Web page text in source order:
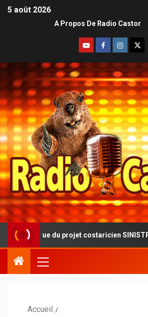
5 août 2026
A Propos De Radio Castor
du projet costaricien SINISTRA
Accueil